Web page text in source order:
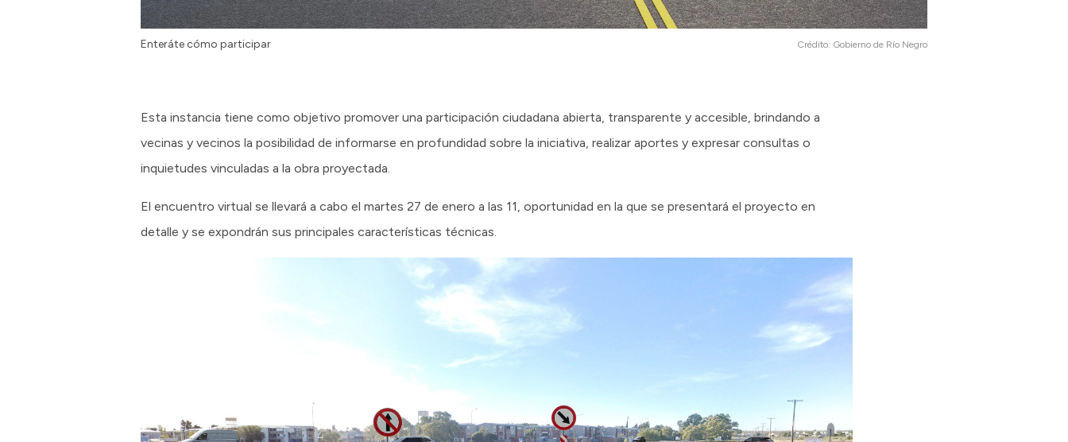
Enteráte cómo participar Crédito: Gobierno de Río Negro
Esta instancia tiene como objetivo promover una participación ciudadana abierta, transparente y accesible, brindando a
vecinas y vecinos la posibilidad de informarse en profundidad sobre la iniciativa, realizar aportes y expresar consultas o
inquietudes vinculadas a la obra proyectada.
El encuentro virtual se llevará a cabo el martes 27 de enero a las 11, oportunidad en la que se presentará el proyecto en
detalle y se expondrán sus principales características técnicas.